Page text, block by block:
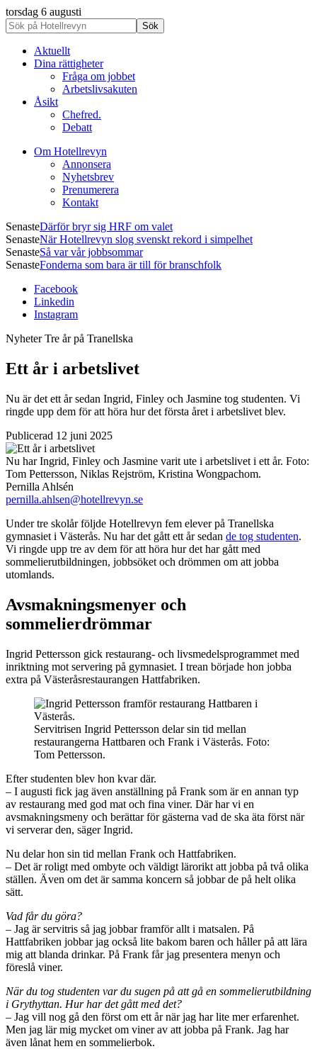
torsdag 6 augusti
Aktuellt
Dina rättigheter
Fråga om jobbet
Arbetslivsakuten
Åsikt
Chefred.
Debatt
Om Hotellrevyn
Annonsera
Nyhetsbrev
Prenumerera
Kontakt
SenasteDärför bryr sig HRF om valet
SenasteNär Hotellrevyn slog svenskt rekord i simpelhet
SenasteSå var vår jobbsommar
SenasteFonderna som bara är till för branschfolk
Facebook
Linkedin
Instagram
NyheterTre år på Tranellska
Ett år i arbetslivet
Nu är det ett år sedan Ingrid, Finley och Jasmine tog studenten. Vi
ringde upp dem för att höra hur det första året i arbetslivet blev.
Publicerad 12 juni 2025
Nu har Ingrid, Finley och Jasmine varit ute i arbetslivet i ett år. Foto:
Tom Pettersson, Niklas Rejström, Kristina Wongpachom.
Pernilla Ahlsén
pernilla.ahlsen@hotellrevyn.se
Under tre skolår följde Hotellrevyn fem elever på Tranellska
gymnasiet i Västerås. Nu har det gått ett år sedan de tog studenten.
Vi ringde upp tre av dem för att höra hur det har gått med
sommelierutbildningen, jobbsöket och drömmen om att jobba
utomlands.
Avsmakningsmenyer och
sommelierdrömmar
Ingrid Pettersson gick restaurang- och livsmedelsprogrammet med
inriktning mot servering på gymnasiet. I trean började hon jobba
extra på Västeråsrestaurangen Hattfabriken.
Servitrisen Ingrid Pettersson delar sin tid mellan
restaurangerna Hattbaren och Frank i Västerås. Foto:
Tom Pettersson.
Efter studenten blev hon kvar där.
– I augusti fick jag även anställning på Frank som är en annan typ
av restaurang med god mat och fina viner. Där har vi en
avsmakningsmeny och berättar för gästerna vad de ska äta först när
vi serverar den, säger Ingrid.
Nu delar hon sin tid mellan Frank och Hattfabriken.
– Det är roligt med ombyte och väldigt lärorikt att jobba på två olika
ställen. Även om det är samma koncern så jobbar de på helt olika
sätt.
Vad får du göra?
– Jag är servitris så jag jobbar framför allt i matsalen. På
Hattfabriken jobbar jag också lite bakom baren och håller på att lära
mig att blanda drinkar. På Frank får jag presentera menyn och
föreslå viner.
När du tog studenten var du sugen på att gå en sommelierutbildning
i Grythyttan. Hur har det gått med det?
– Jag vill nog gå den först om ett år när jag har lite mer erfarenhet.
Men jag lär mig mycket om viner av att jobba på Frank. Jag har
även lånat hem en sommelierbok.